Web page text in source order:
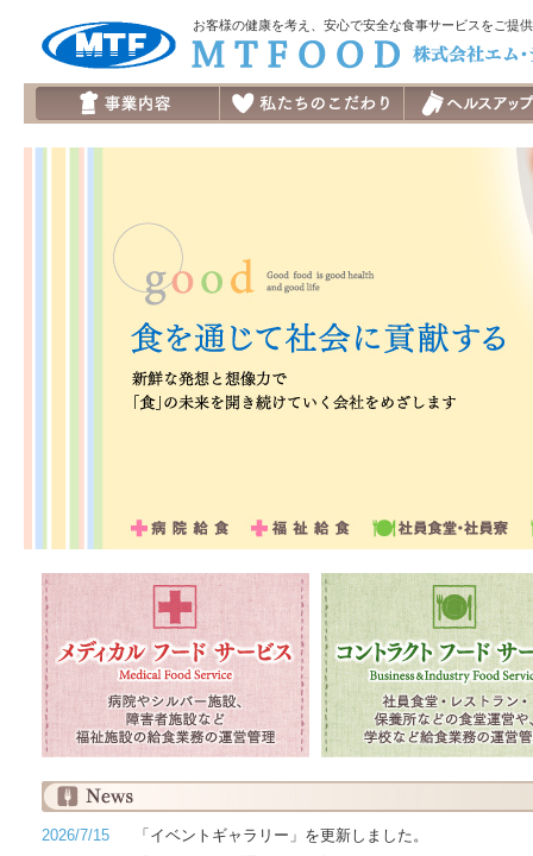
お客様の健康を考え、安心で安全な食事サービスをご提供
2026/7/15
「イベントギャラリー」を更新しました。